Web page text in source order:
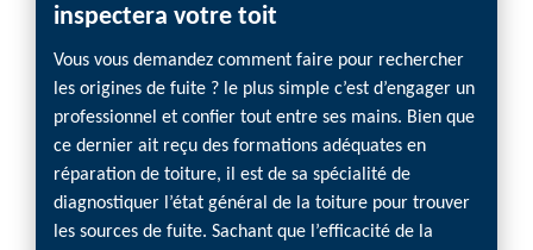
inspectera votre toit
Vous vous demandez comment faire pour rechercher
les origines de fuite ? le plus simple c’est d’engager un
professionnel et confier tout entre ses mains. Bien que
ce dernier ait reçu des formations adéquates en
réparation de toiture, il est de sa spécialité de
diagnostiquer l’état général de la toiture pour trouver
les sources de fuite. Sachant que l’efficacité de la